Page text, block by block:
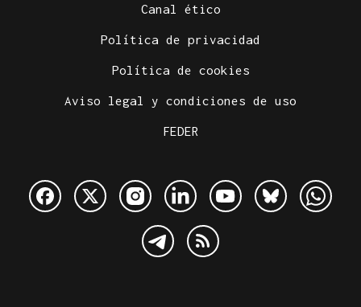
Canal ético
Política de privacidad
Política de cookies
Aviso legal y condiciones de uso
FEDER